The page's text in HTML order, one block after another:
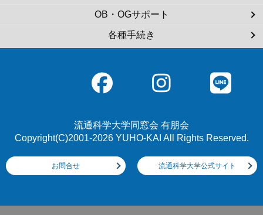
OB・OGサポート
各種手続き
流通科学大学同窓会 有朋会
Copyright(C)2001-2026 YUHO-KAI All Rights Reserved.
お問合せ 流通科学大学公式サイト